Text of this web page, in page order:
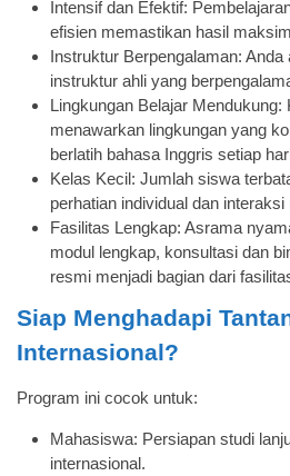
Intensif dan Efektif:
efisien memastikan hasil
Instruktur Berpengalaman: Anda
instruktur ahli yang
Lingkungan Belajar
menawarkan lingkungan yang
berlatih bahasa Inggris setiap
Kelas Kecil: Jumlah siswa
perhatian individual dan
Fasilitas Lengkap: Asrama
modul lengkap, konsultasi dan
resmi menjadi bagian dari
Siap Menghadapi
Internasional?
Program ini cocok untuk:
Mahasiswa: Persiapan studi
internasional.